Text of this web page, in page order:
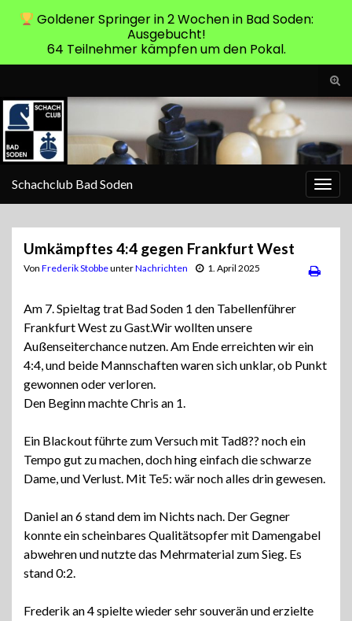
Schachclub Bad Soden
Umkämpftes 4:4 gegen Frankfurt West
Von Frederik StobbeunterNachrichten 1. April 2025
Am 7. Spieltag trat Bad Soden 1 den Tabellenführer
Frankfurt West zu Gast.Wir wollten unsere
Außenseiterchance nutzen. Am Ende erreichten wir ein
4:4, und beide Mannschaften waren sich unklar, ob Punkt
gewonnen oder verloren.
Den Beginn machte Chris an 1.
Ein Blackout führte zum Versuch mit Tad8?? noch ein
Tempo gut zu machen, doch hing einfach die schwarze
Dame, und Verlust. Mit Te5: wär noch alles drin gewesen.
Daniel an 6 stand dem im Nichts nach. Der Gegner
konnte ein scheinbares Qualitätsopfer mit Damengabel
abwehren und nutzte das Mehrmaterial zum Sieg. Es
stand 0:2.
Frederik an 4 spielte wieder sehr souverän und erzielte
Goldener Springer in 2 Wochen in Bad Soden:
Ausgebucht!
64 Teilnehmer kämpfen um den Pokal.